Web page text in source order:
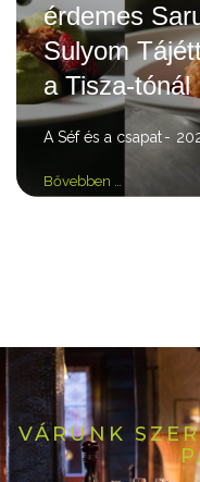
érdemes
Sulyom
a Tisza-tónál
A Séf és a csapat
Bővebben …
VÁRUNK